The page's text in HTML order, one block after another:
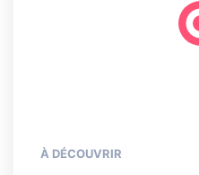
À DÉCOUVRIR